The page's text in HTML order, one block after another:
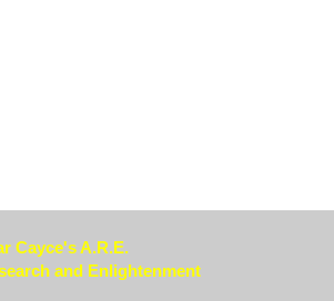
Cayce's A.R.E.
and Enlightenment